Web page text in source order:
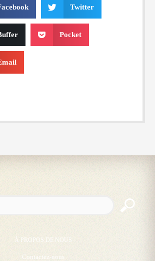
Twitter
Pocket
À PROPOS DE NOUS
Contactez-nous